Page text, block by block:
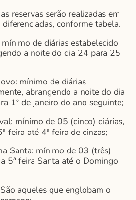
reservas serão realizadas em
conforme tabela.
de diárias estabelecido
a noite do dia 24 para 25
mínimo de diárias
abrangendo a noite do dia
1ode janeiro do ano seguinte;
mínimo de 05 (cinco) diárias,
a feira até 4a feira de cinzas;
Santa: mínimo de 03 (três)
5ª feira Santa até o Domingo
aqueles que englobam o